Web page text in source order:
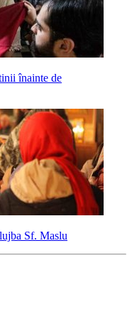
înainte de
Sf. Maslu